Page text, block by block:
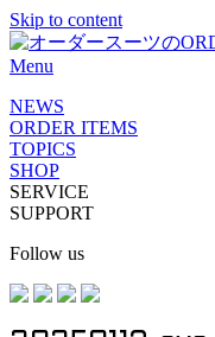
Skip to content
Menu
NEWS
ORDER ITEMS
TOPICS
SHOP
SERVICE
SUPPORT
Follow us